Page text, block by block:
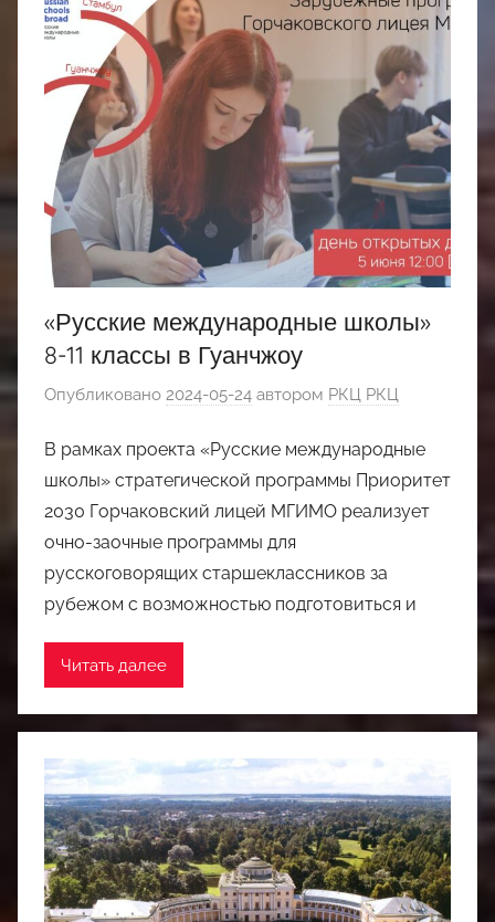
«Русские международные школы»
8-11 классы в Гуанчжоу
Опубликовано 2024-05-24 автором РКЦ РКЦ
В рамках проекта «Русские международные
школы» стратегической программы Приоритет
2030 Горчаковский лицей МГИМО реализует
очно-заочные программы для
русскоговорящих старшеклассников за
рубежом с возможностью подготовиться и
Читать далее